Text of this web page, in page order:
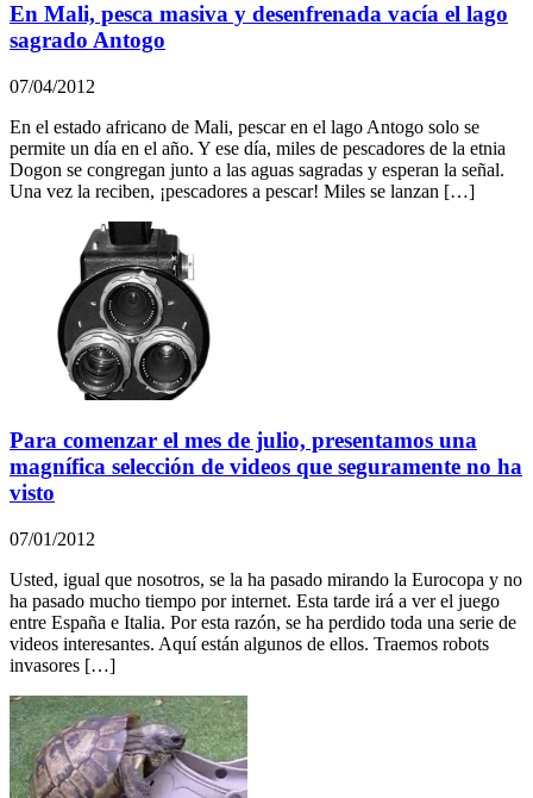
En Mali, pesca masiva y desenfrenada vacía el lago
sagrado Antogo
07/04/2012
En el estado africano de Mali, pescar en el lago Antogo solo se
permite un día en el año. Y ese día, miles de pescadores de la etnia
Dogon se congregan junto a las aguas sagradas y esperan la señal.
Una vez la reciben, ¡pescadores a pescar! Miles se lanzan […]
Para comenzar el mes de julio, presentamos una
magnífica selección de videos que seguramente no ha
visto
07/01/2012
Usted, igual que nosotros, se la ha pasado mirando la Eurocopa y no
ha pasado mucho tiempo por internet. Esta tarde irá a ver el juego
entre España e Italia. Por esta razón, se ha perdido toda una serie de
videos interesantes. Aquí están algunos de ellos. Traemos robots
invasores […]